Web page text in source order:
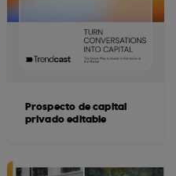
Prospecto de capital
privado editable